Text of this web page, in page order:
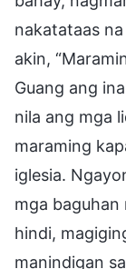
nakatataas
akin,
Guang ang
nila ang mga
maraming
iglesia.
mga
hindi,
manindigan